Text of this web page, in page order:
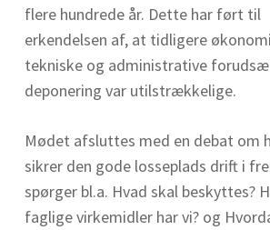
flere hundrede år. Dette har ført til
erkendelsen af, at tidligere
tekniske og administrative
deponering var utilstrækkelige.
Mødet afsluttes med en debat om
sikrer den gode losseplads drift i
spørger bl.a. Hvad skal beskyttes?
faglige virkemidler har vi? og